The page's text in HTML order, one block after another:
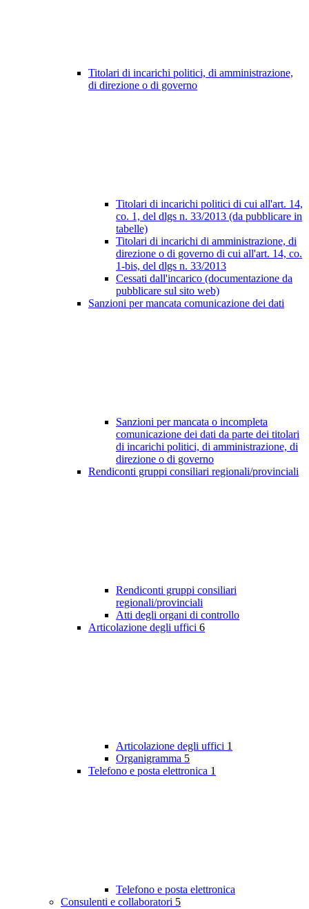
Titolari di incarichi politici, di amministrazione,
di direzione o di governo
Titolari di incarichi politici di cui all'art. 14,
co. 1, del dlgs n. 33/2013 (da pubblicare in
tabelle)
Titolari di incarichi di amministrazione, di
direzione o di governo di cui all'art. 14, co.
1-bis, del dlgs n. 33/2013
Cessati dall'incarico (documentazione da
pubblicare sul sito web)
Sanzioni per mancata comunicazione dei dati
Sanzioni per mancata o incompleta
comunicazione dei dati da parte dei titolari
di incarichi politici, di amministrazione, di
direzione o di governo
Rendiconti gruppi consiliari regionali/provinciali
Rendiconti gruppi consiliari
regionali/provinciali
Atti degli organi di controllo
Articolazione degli uffici 6
Articolazione degli uffici 1
Organigramma 5
Telefono e posta elettronica 1
Telefono e posta elettronica
Consulenti e collaboratori 5